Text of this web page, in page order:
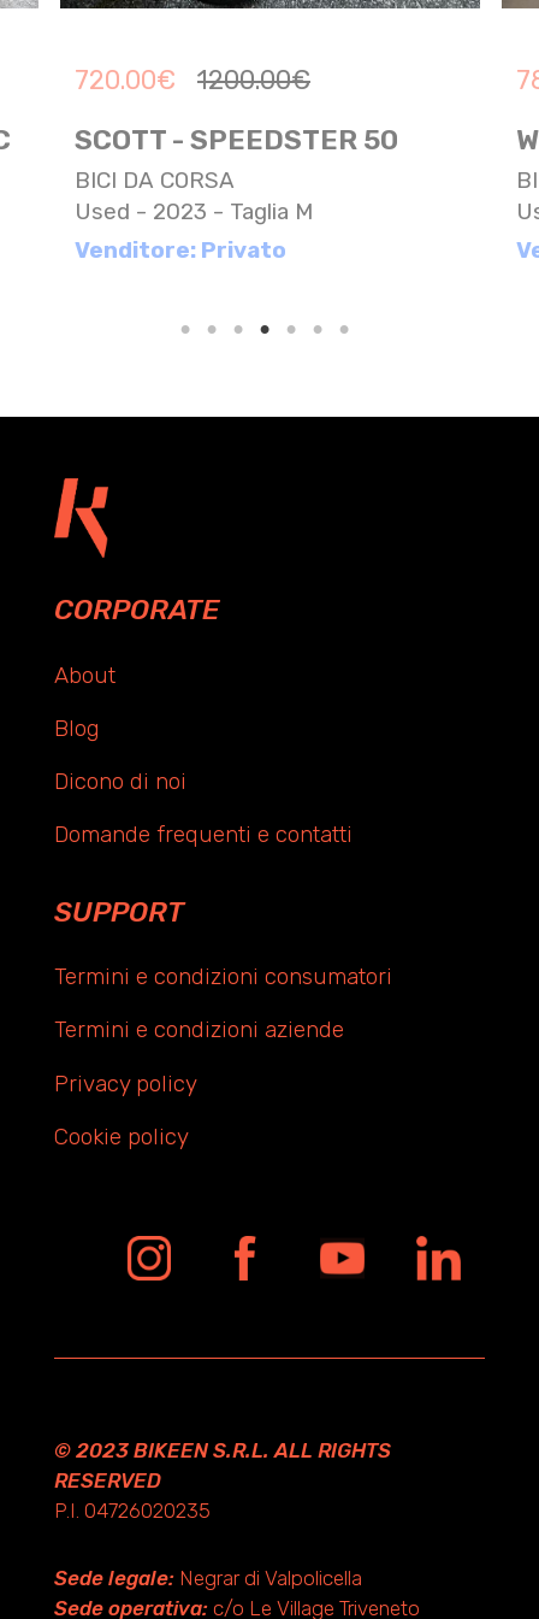
720.00€ 1200.00€
SCOTT - SPEEDSTER 50
BICI DA CORSA
Used - 2023 - Taglia M
Venditore: Privato
CORPORATE
About
Blog
Dicono di noi
Domande frequenti e contatti
SUPPORT
Termini e condizioni consumatori
Termini e condizioni aziende
Privacy policy
Cookie policy
© 2023 BIKEEN S.R.L. ALL RIGHTS
RESERVED
P.I. 04726020235
Sede legale:Negrar di Valpolicella
Sede operativa:c/o Le Village Triveneto